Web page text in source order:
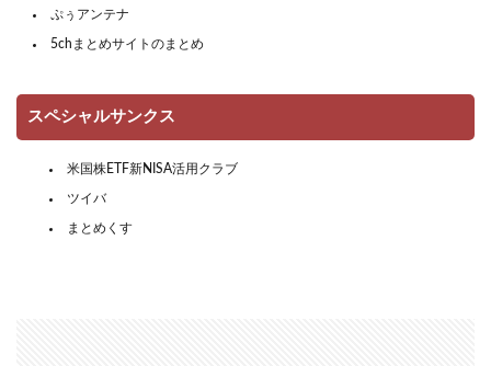
ぷぅアンテナ
5chまとめサイトのまとめ
スペシャルサンクス
米国株ETF新NISA活用クラブ
ツイバ
まとめくす